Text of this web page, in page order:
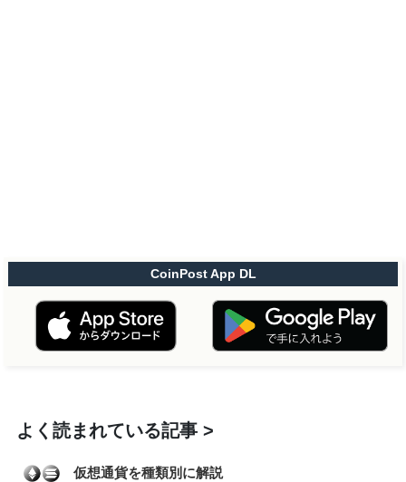
CoinPost App DL
よく読まれている記事
仮想通貨を種類別に解説